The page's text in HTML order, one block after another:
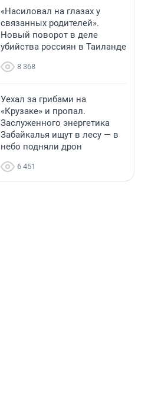
«Насиловал на глазах у
связанных родителей».
Новый поворот в деле
убийства россиян в Таиланде
8 368
Уехал за грибами на
«Крузаке» и пропал.
Заслуженного энергетика
Забайкалья ищут в лесу — в
небо подняли дрон
6 451